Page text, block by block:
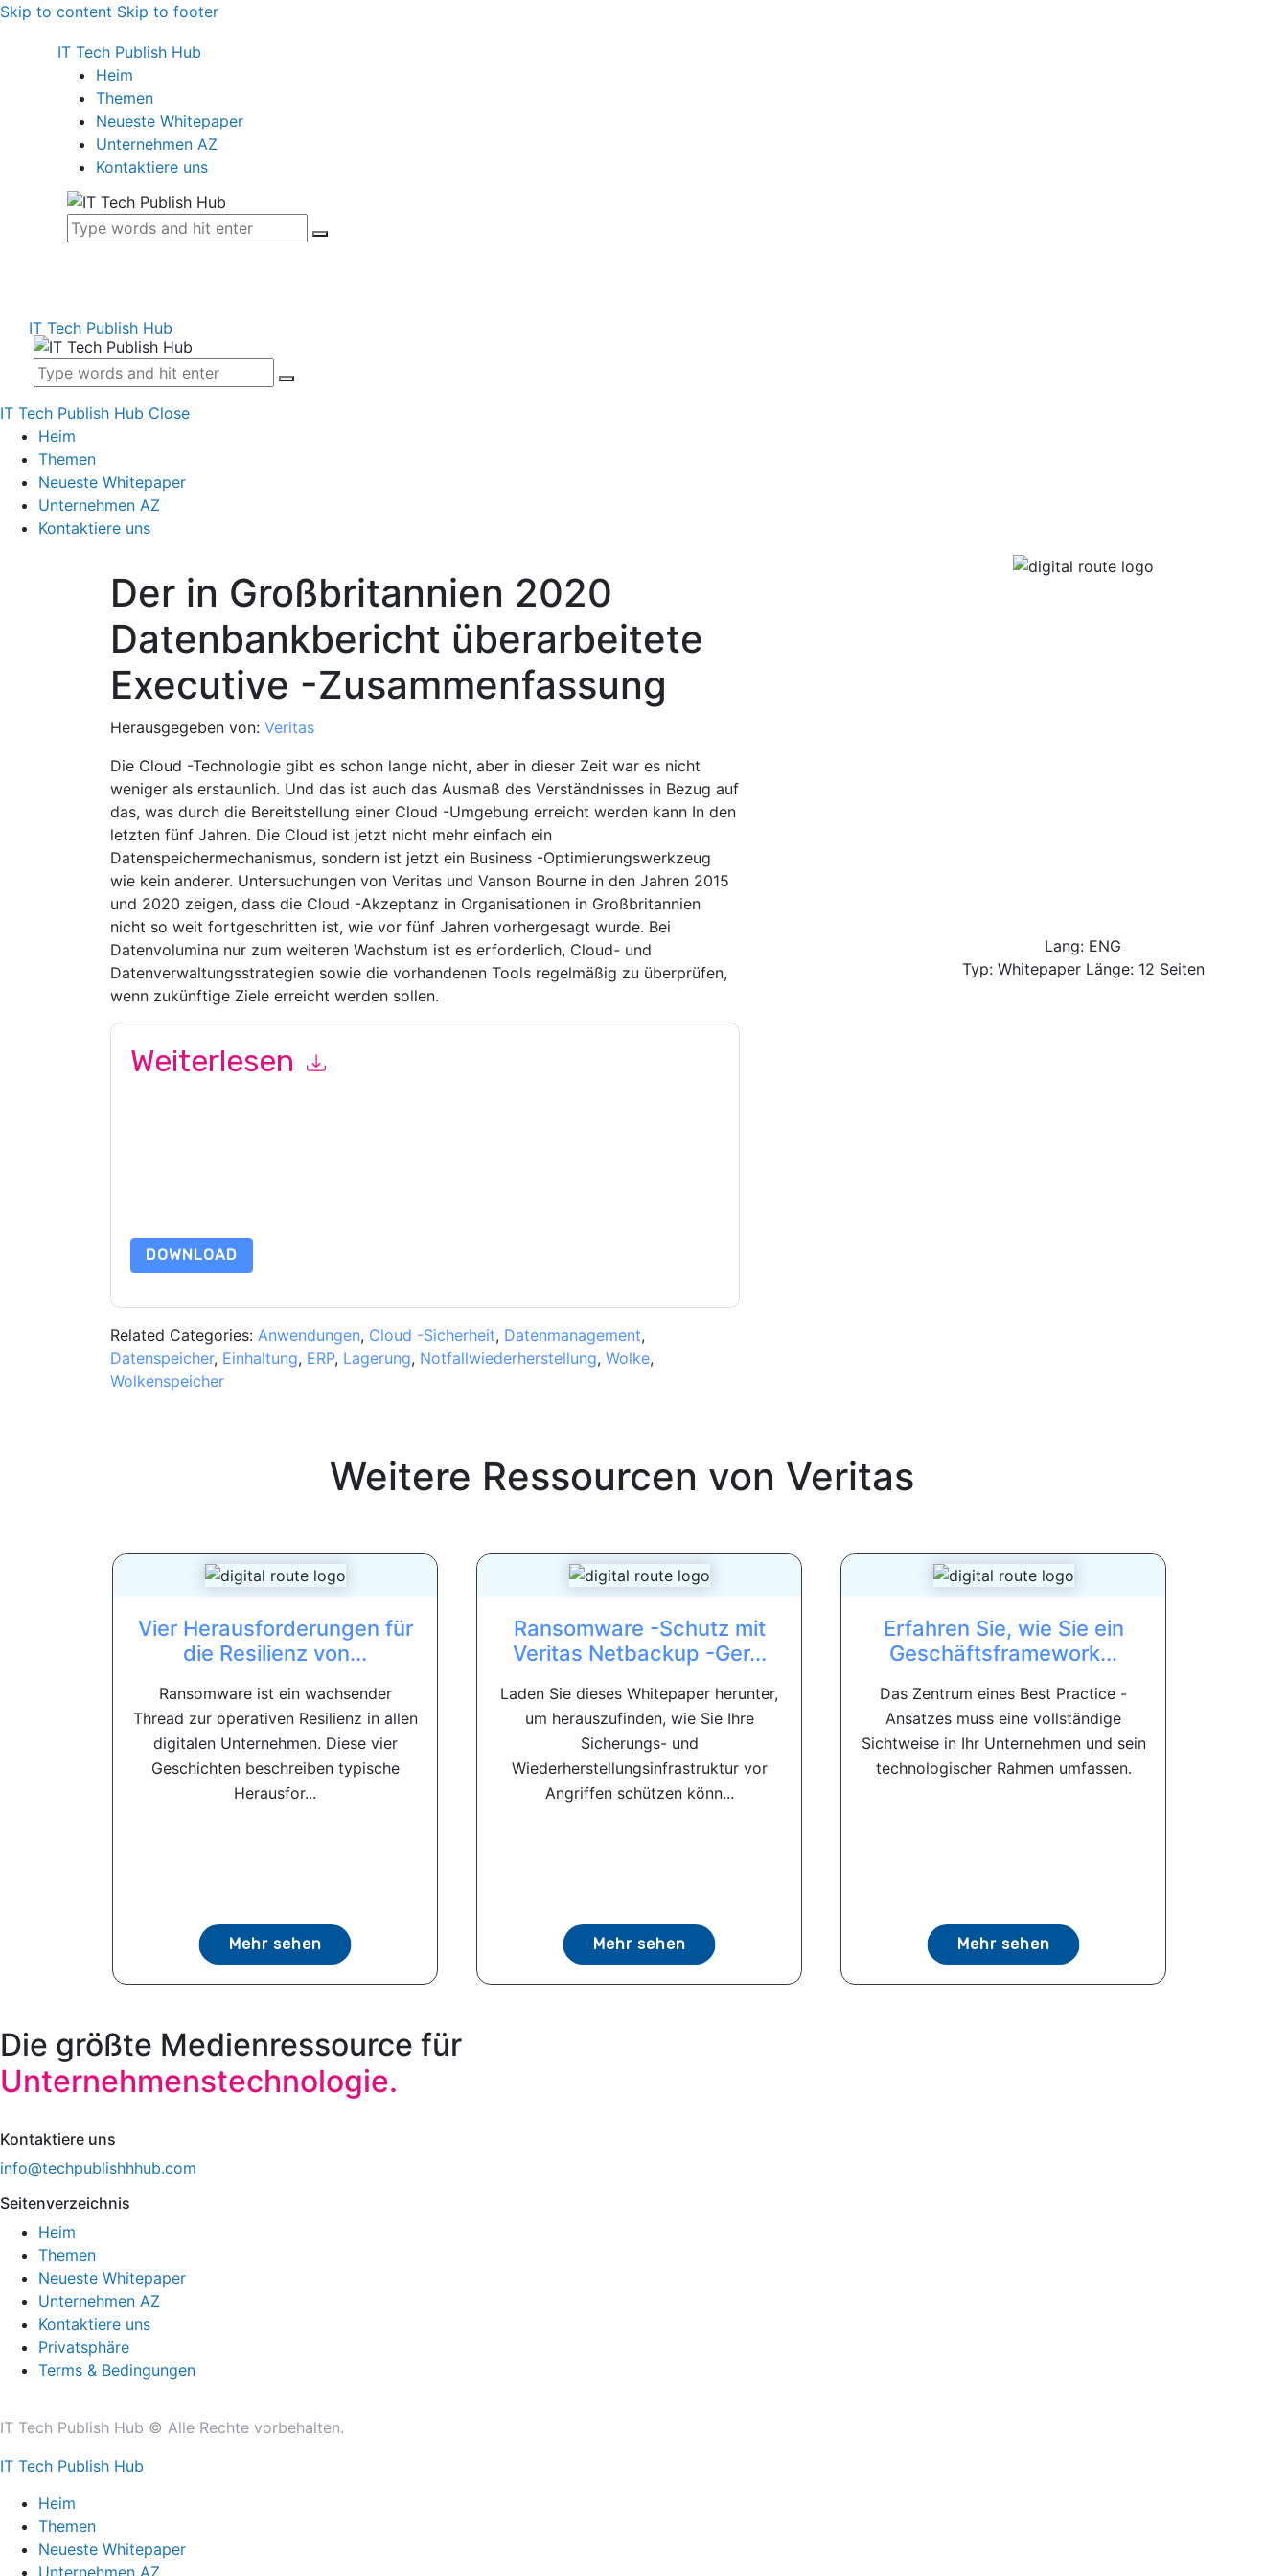
Skip to content Skip to footer
IT Tech Publish Hub
Heim
Themen
Neueste Whitepaper
Unternehmen AZ
Kontaktiere uns
IT Tech Publish Hub
IT Tech Publish Hub Close
Heim
Themen
Neueste Whitepaper
Unternehmen AZ
Kontaktiere uns
Der in Großbritannien 2020
Datenbankbericht überarbeitete
Executive -Zusammenfassung
Herausgegeben von: Veritas
Die Cloud -Technologie gibt es schon lange nicht, aber in dieser Zeit war es nicht
weniger als erstaunlich. Und das ist auch das Ausmaß des Verständnisses in Bezug auf
das, was durch die Bereitstellung einer Cloud -Umgebung erreicht werden kann In den
letzten fünf Jahren. Die Cloud ist jetzt nicht mehr einfach ein
Datenspeichermechanismus, sondern ist jetzt ein Business -Optimierungswerkzeug
wie kein anderer. Untersuchungen von Veritas und Vanson Bourne in den Jahren 2015
und 2020 zeigen, dass die Cloud -Akzeptanz in Organisationen in Großbritannien
nicht so weit fortgeschritten ist, wie vor fünf Jahren vorhergesagt wurde. Bei
Datenvolumina nur zum weiteren Wachstum ist es erforderlich, Cloud- und
Datenverwaltungsstrategien sowie die vorhandenen Tools regelmäßig zu überprüfen,
wenn zukünftige Ziele erreicht werden sollen.
Weiterlesen
DOWNLOAD
Related Categories: Anwendungen, Cloud -Sicherheit, Datenmanagement,
Datenspeicher, Einhaltung, ERP, Lagerung, Notfallwiederherstellung, Wolke,
Wolkenspeicher
Lang: ENG
Typ: Whitepaper Länge: 12 Seiten
Weitere Ressourcen von Veritas
Vier Herausforderungen für
die Resilienz von...
Ransomware ist ein wachsender
Thread zur operativen Resilienz in allen
digitalen Unternehmen. Diese vier
Geschichten beschreiben typische
Herausfor...
Mehr sehen
Ransomware -Schutz mit
Veritas Netbackup -Ger...
Laden Sie dieses Whitepaper herunter,
um herauszufinden, wie Sie Ihre
Sicherungs- und
Wiederherstellungsinfrastruktur vor
Angriffen schützen könn...
Mehr sehen
Erfahren Sie, wie Sie ein
Geschäftsframework...
Das Zentrum eines Best Practice -
Ansatzes muss eine vollständige
Sichtweise in Ihr Unternehmen und sein
technologischer Rahmen umfassen.
Mehr sehen
Die größte Medienressource für
Unternehmenstechnologie.
Kontaktiere uns
info@techpublishhhub.com
Seitenverzeichnis
Heim
Themen
Neueste Whitepaper
Unternehmen AZ
Kontaktiere uns
Privatsphäre
Terms & Bedingungen
IT Tech Publish Hub © Alle Rechte vorbehalten.
IT Tech Publish Hub
Heim
Themen
Neueste Whitepaper